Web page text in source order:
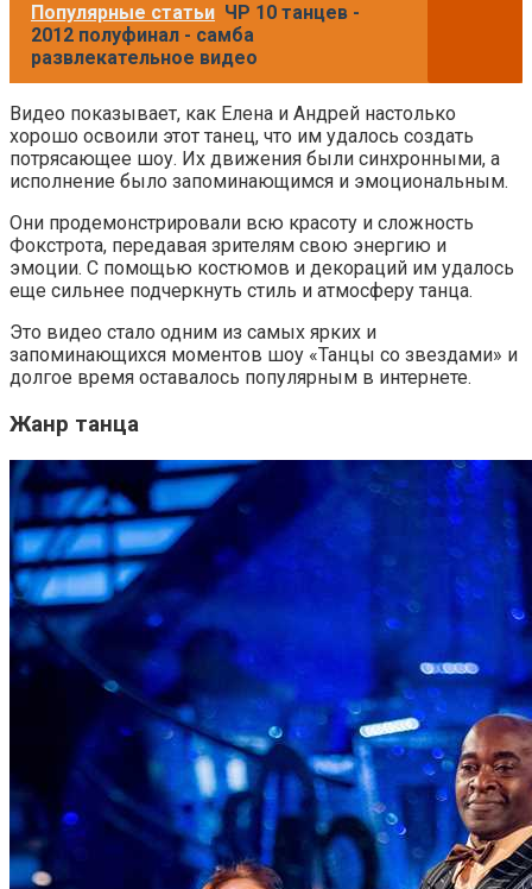
Популярные статьи ЧР 10 танцев -
2012 полуфинал - самба
развлекательное видео
Видео показывает, как Елена и Андрей настолько
хорошо освоили этот танец, что им удалось создать
потрясающее шоу. Их движения были синхронными, а
исполнение было запоминающимся и эмоциональным.
Они продемонстрировали всю красоту и сложность
Фокстрота, передавая зрителям свою энергию и
эмоции. С помощью костюмов и декораций им удалось
еще сильнее подчеркнуть стиль и атмосферу танца.
Это видео стало одним из самых ярких и
запоминающихся моментов шоу «Танцы со звездами» и
долгое время оставалось популярным в интернете.
Жанр танца